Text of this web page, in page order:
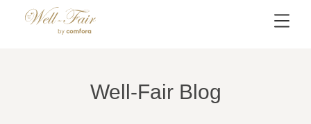
Well-Fair Blog